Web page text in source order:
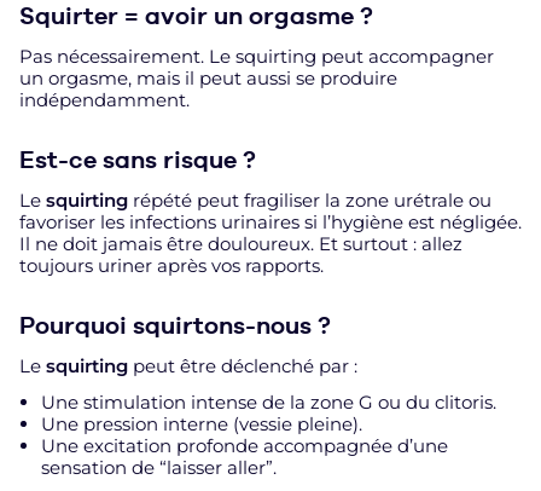
Squirter = avoir un orgasme ?
Pas nécessairement. Le squirting peut accompagner
un orgasme, mais il peut aussi se produire
indépendamment.
Est-ce sans risque ?
Le squirting répété peut fragiliser la zone urétrale ou
favoriser les infections urinaires si l’hygiène est négligée.
Il ne doit jamais être douloureux. Et surtout : allez
toujours uriner après vos rapports.
Pourquoi squirtons-nous ?
Le squirting peut être déclenché par :
Une stimulation intense de la zone G ou du clitoris.
Une pression interne (vessie pleine).
Une excitation profonde accompagnée d’une
sensation de “laisser aller”.